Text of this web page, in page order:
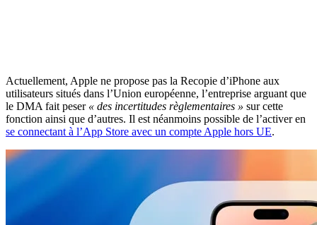
Actuellement, Apple ne propose pas la Recopie d’iPhone aux
utilisateurs situés dans l’Union européenne, l’entreprise arguant que
le DMA fait peser « des incertitudes règlementaires » sur cette
fonction ainsi que d’autres. Il est néanmoins possible de l’activer en
se connectant à l’App Store avec un compte Apple hors UE.